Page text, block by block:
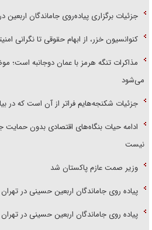
جزئیات برگزاری پیاده‌روی جاماندگان اربعین
کنوانسیون خزر، از ابهام حقوقی تا نگرانی
مذاکرات تنگه هرمز با عمان دوجانبه است؛
می‌شود
جزئیات شکنجه‌هایم فراتر از آن است که در
ادامه حیات بنگاه‌های اقتصادی بدون
نیست
وزیر صمت عازم پاکستان شد
پیاده روی جاماندگان اربعین حسینی در تهران
پیاده روی جاماندگان اربعین حسینی در تهران